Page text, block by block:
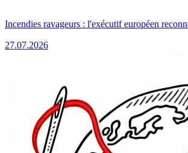
Incendies ravageurs : l'exécutif européen
27.07.2026